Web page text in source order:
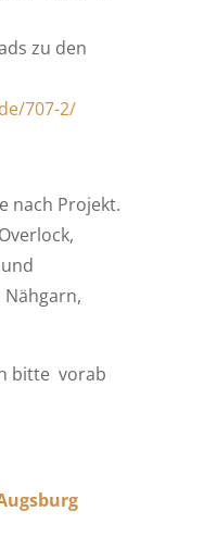
zu den
707-2/
nach Projekt.
Nähgarn,
bitte vorab